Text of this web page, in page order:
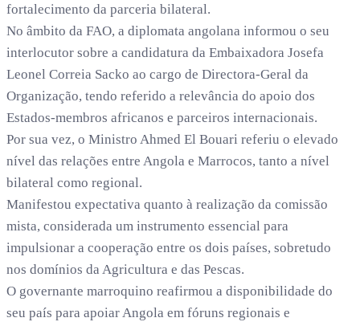
fortalecimento da parceria bilateral.
No âmbito da FAO, a diplomata angolana informou o seu
interlocutor sobre a candidatura da Embaixadora Josefa
Leonel Correia Sacko ao cargo de Directora-Geral da
Organização, tendo referido a relevância do apoio dos
Estados-membros africanos e parceiros internacionais.
Por sua vez, o Ministro Ahmed El Bouari referiu o elevado
nível das relações entre Angola e Marrocos, tanto a nível
bilateral como regional.
Manifestou expectativa quanto à realização da comissão
mista, considerada um instrumento essencial para
impulsionar a cooperação entre os dois países, sobretudo
nos domínios da Agricultura e das Pescas.
O governante marroquino reafirmou a disponibilidade do
seu país para apoiar Angola em fóruns regionais e